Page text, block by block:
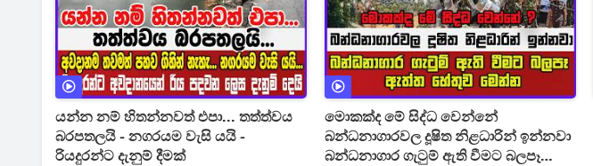
යන්න නම් හිතන්නවත් එපා... තත්ත්වය
බරපතලයි - නගරයම වැසි යයි -
රියදුරන්ට දැනුම් දීමක්
මොකක්ද මේ සිද්ධ වෙන්නේ
බන්ධනාගාරවල දූෂිත නිළධාරින් ඉන්නවා
බන්ධනාගාර ගැටුම් ඇති වීමට බලපෑ